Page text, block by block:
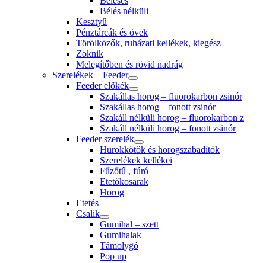
Bélés nélküli
Kesztyű
Pénztárcák és övek
Törölközők, ruházati kellékek, kiegész
Zoknik
Melegítőben és rövid nadrág
Szerelékek – Feeder
Feeder előkék
Szakállas horog – fluorokarbon zsinór
Szakállas horog – fonott zsinór
Szakáll nélküli horog – fluorokarbon z
Szakáll nélküli horog – fonott zsinór
Feeder szerelék
Hurokkötők és horogszabadítók
Szerelékek kellékei
Fűzőtű , fúró
Etetőkosarak
Horog
Etetés
Csalik
Gumihal – szett
Gumihalak
Támolygó
Pop up